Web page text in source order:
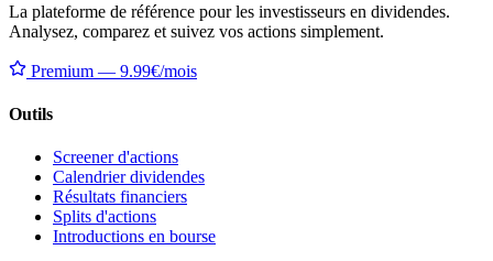
La plateforme de référence pour les investisseurs en dividendes.
Analysez, comparez et suivez vos actions simplement.
Premium — 9.99€/mois
Outils
Screener d'actions
Calendrier dividendes
Résultats financiers
Splits d'actions
Introductions en bourse